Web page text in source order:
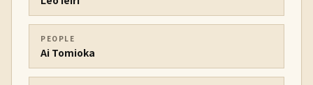
PEOPLE
Ai Tomioka